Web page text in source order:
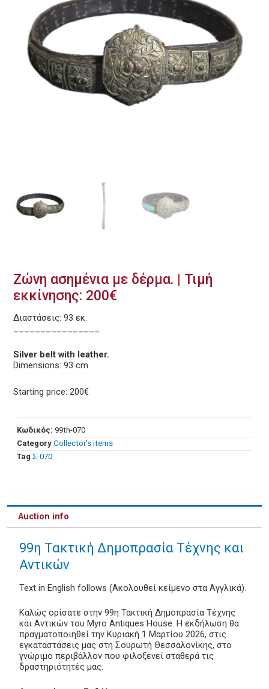
Ζώνη ασημένια με δέρμα. | Τιμή
εκκίνησης: 200€
Διαστάσεις: 93 εκ.
Silver belt with leather.
Dimensions: 93 cm.
Starting price: 200€
Κωδικός: 99th-070
Category Collector's items
Tag Σ-070
Auction info
99η Τακτική Δημοπρασία Τέχνης και
Αντικών
Text in English follows (Ακολουθεί κείμενο στα Αγγλικά).
Καλώς ορίσατε στην 99η Τακτική Δημοπρασία Τέχνης
και Αντικών του Myro Antiques House. Η εκδήλωση θα
πραγματοποιηθεί την Κυριακή 1 Μαρτίου 2026, στις
εγκαταστάσεις μας στη Σουρωτή Θεσσαλονίκης, στο
γνώριμο περιβάλλον που φιλοξενεί σταθερά τις
δραστηριότητές μας.